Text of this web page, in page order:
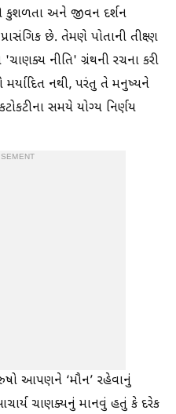
કુશળતા અને જીવન દર્શન
છે. તેમણે પોતાની તીક્ષ્‍ણ
નીતિ' ગ્રંથની રચના કરી
મર્યાદિત નથી, પરંતુ તે મનુષ્યને
સમયે યોગ્ય નિર્ણય
આપણને ‘મૌન’ રહેવાનું
ચાણક્યનું માનવું હતું કે દરેક